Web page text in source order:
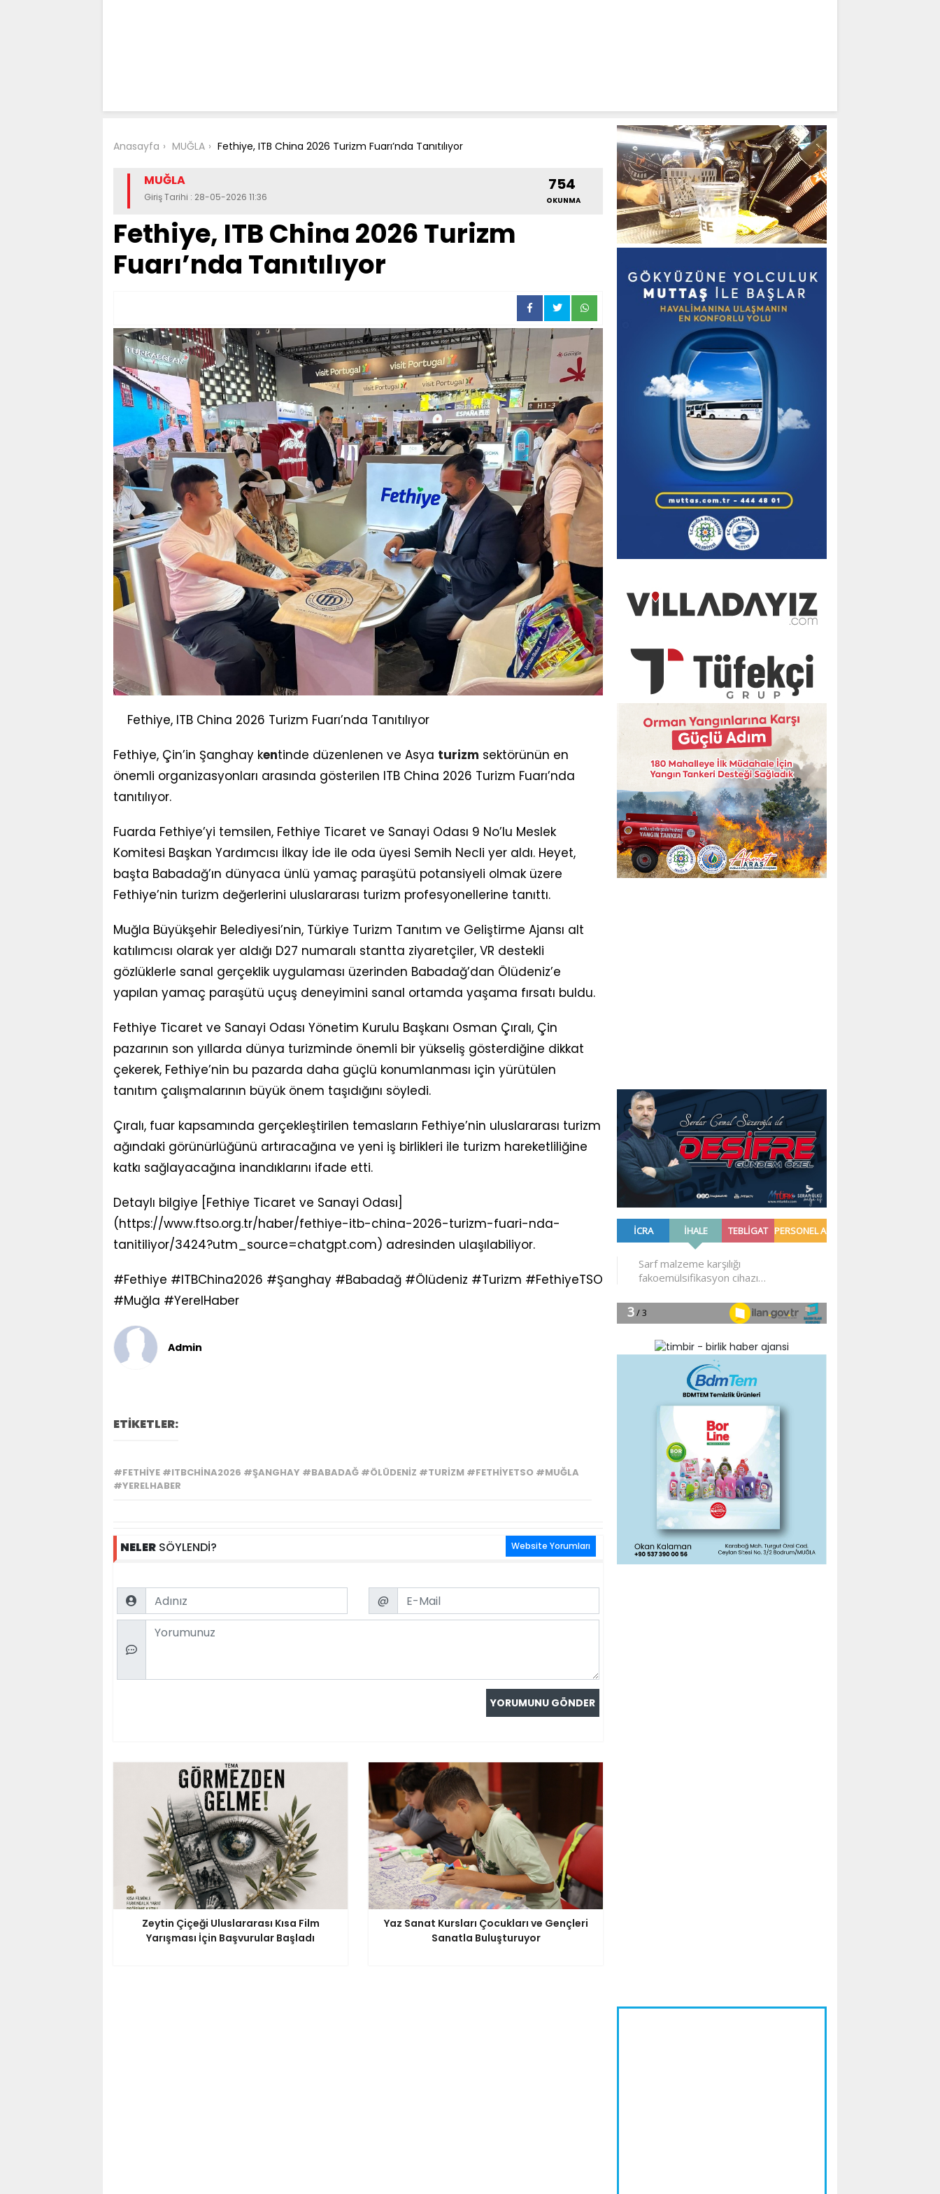
Anasayfa MUĞLA Fethiye, ITB China 2026 Turizm Fuarı’nda Tanıtılıyor
MUĞLA
Giriş Tarihi : 28-05-2026 11:36
754
OKUNMA
Fethiye, ITB China 2026 Turizm
Fuarı’nda Tanıtılıyor
Fethiye, ITB China 2026 Turizm Fuarı’nda Tanıtılıyor
Fethiye, Çin’in Şanghay kentinde düzenlenen ve Asya turizm sektörünün en
önemli organizasyonları arasında gösterilen ITB China 2026 Turizm Fuarı’nda
tanıtılıyor.
Fuarda Fethiye’yi temsilen, Fethiye Ticaret ve Sanayi Odası 9 No’lu Meslek
Komitesi Başkan Yardımcısı İlkay İde ile oda üyesi Semih Necli yer aldı. Heyet,
başta Babadağ’ın dünyaca ünlü yamaç paraşütü potansiyeli olmak üzere
Fethiye’nin turizm değerlerini uluslararası turizm profesyonellerine tanıttı.
Muğla Büyükşehir Belediyesi’nin, Türkiye Turizm Tanıtım ve Geliştirme Ajansı alt
katılımcısı olarak yer aldığı D27 numaralı stantta ziyaretçiler, VR destekli
gözlüklerle sanal gerçeklik uygulaması üzerinden Babadağ’dan Ölüdeniz’e
yapılan yamaç paraşütü uçuş deneyimini sanal ortamda yaşama fırsatı buldu.
Fethiye Ticaret ve Sanayi Odası Yönetim Kurulu Başkanı Osman Çıralı, Çin
pazarının son yıllarda dünya turizminde önemli bir yükseliş gösterdiğine dikkat
çekerek, Fethiye’nin bu pazarda daha güçlü konumlanması için yürütülen
tanıtım çalışmalarının büyük önem taşıdığını söyledi.
Çıralı, fuar kapsamında gerçekleştirilen temasların Fethiye’nin uluslararası turizm
ağındaki görünürlüğünü artıracağına ve yeni iş birlikleri ile turizm hareketliliğine
katkı sağlayacağına inandıklarını ifade etti.
Detaylı bilgiye [Fethiye Ticaret ve Sanayi Odası]
(https://www.ftso.org.tr/haber/fethiye-itb-china-2026-turizm-fuari-nda-
tanitiliyor/3424?utm_source=chatgpt.com) adresinden ulaşılabiliyor.
#Fethiye #ITBChina2026 #Şanghay #Babadağ #Ölüdeniz #Turizm #FethiyeTSO
#Muğla #YerelHaber
Admin
ETİKETLER:
#FETHIYE #ITBCHINA2026 #ŞANGHAY #BABADAĞ #ÖLÜDENIZ #TURIZM #FETHIYETSO #MUĞLA
#YERELHABER
NELER SÖYLENDİ? Website Yorumları
Name Email
@
Comment
Zeytin Çiçeği Uluslararası Kısa Film
Yarışması İçin Başvurular Başladı
Yaz Sanat Kursları Çocukları ve Gençleri
Sanatla Buluşturuyor